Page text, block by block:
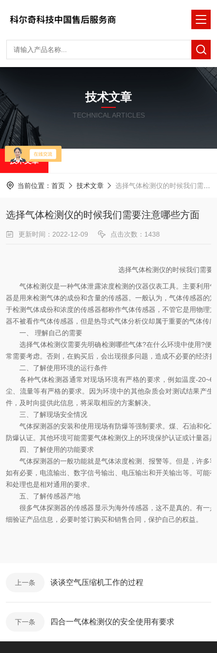
技术文章
TECHNICAL ARTICLES
技术文章
当前位置： 首页 技术文章 选择气体检测仪的时候我们需要注意哪些方面
选择气体检测仪的时候我们需要注意哪些方面
更新时间：2022-12-09 点击次数：1438
选择气体检测仪的时候我们需要
气体检测仪是一种气体泄露浓度检测的仪器仪表工具。主要利用
器是用来检测气体的成份和含量的传感器。一般认为，气体传感器的
于检测气体成份和浓度的传感器都称作气体传感器，不管它是用物理
器不被看作气体传感器，但是热导式气体分析仪却属于重要的气体传
一、 理解自己的需要
选择气体检测仪需要先明确检测哪些气体?在什么环境中使用?便
常需要考虑。否则，在购买后，会出现很多问题，造成不必要的经济
二、了解使用环境的运行条件
各种气体检测器通常对现场环境有严格的要求，例如温度-
尘、流量等有严格的要求。因为环境中的其他杂质会对测试结果产
件，及时向提供此信息，将采取相应的方案解决。
三、了解现场安全情况
气体探测器的安装和使用现场有防爆等强制要求。煤、石油和化
防爆认证。其他环境可能需要气体检测仪上的环境保护认证或计量器
四、了解使用的功能要求
气体探测器的一般功能就是气体浓度检测、报警等。但是，许多
如有必要，电流输出、数字信号输出、电压输出和开关输出等。可能
和处理也是相对通用的要求。
五、了解传感器产地
很多气体探测器的传感器显示为海外传感器，这不是真的。有一
细验证产品信息，必要时签订购买和销售合同，保护自己的权益。
上一条 谈谈空气压缩机工作的过程
下一条 四合一气体检测仪的安全使用有要求